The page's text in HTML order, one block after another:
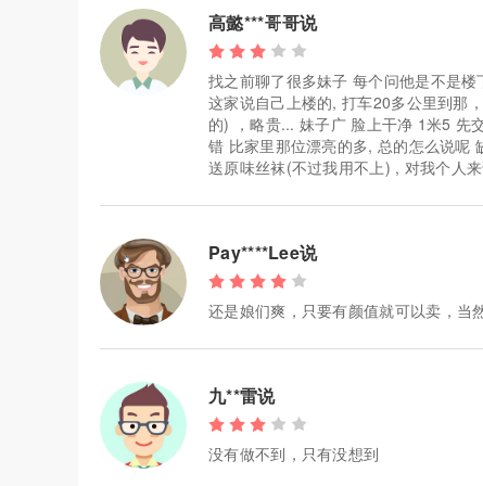
高懿***哥哥说
找之前聊了很多妹子 每个问他是不是
这家说自己上楼的, 打车20多公里到那
的) ，略贵... 妹子广 脸上干净 1米5 先
错 比家里那位漂亮的多, 总的怎么说呢
送原味丝袜(不过我用不上) , 对我个人
Pay****Lee说
还是娘们爽，只要有颜值就可以卖，当
九**雷说
没有做不到，只有没想到